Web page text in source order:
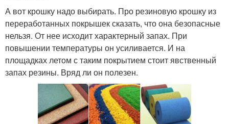
А вот крошку надо выбирать. Про резиновую крошку из
переработанных покрышек сказать, что она безопасные
нельзя. От нее исходит характерный запах. При
повышении температуры он усиливается. И на
площадках летом с таким покрытием стоит явственный
запах резины. Вряд ли он полезен.